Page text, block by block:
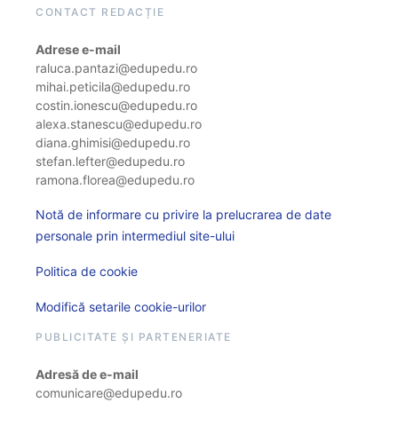
CONTACT REDACȚIE
Adrese e-mail
raluca.pantazi@edupedu.ro
mihai.peticila@edupedu.ro
costin.ionescu@edupedu.ro
alexa.stanescu@edupedu.ro
diana.ghimisi@edupedu.ro
stefan.lefter@edupedu.ro
ramona.florea@edupedu.ro
Notă de informare cu privire la prelucrarea de date
personale prin intermediul site-ului
Politica de cookie
Modifică setarile cookie-urilor
PUBLICITATE ȘI PARTENERIATE
Adresă de e-mail
comunicare@edupedu.ro